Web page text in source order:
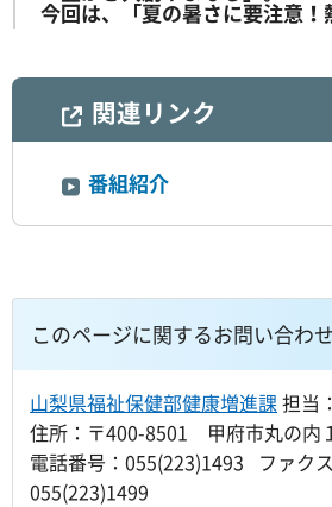
今回は、「夏の暑さに要注意！
関連リンク
番組紹介
このページに関するお問い合わ
山梨県福祉保健部健康増進課 担当
住所：〒400-8501 甲府市丸の内
電話番号：055(223)1493 ファク
055(223)1499